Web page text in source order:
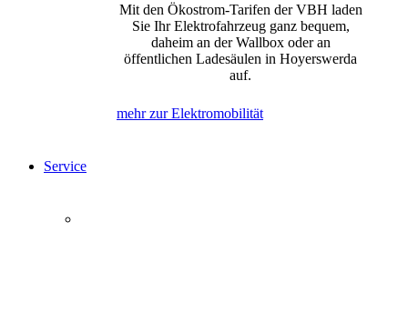
Mit den Ökostrom-Tarifen der VBH laden
Sie Ihr Elektrofahrzeug ganz bequem,
daheim an der Wallbox oder an
öffentlichen Ladesäulen in Hoyerswerda
auf.
mehr zur Elektromobilität
Service